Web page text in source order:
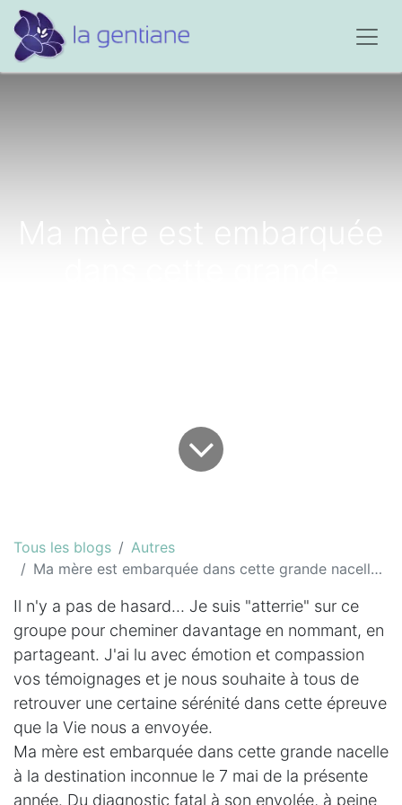
Tous les blogs
Autres
Ma mère est embarquée dans cette grande nacelle à la destination inconnue
Il n'y a pas de hasard... Je suis "atterrie" sur ce
groupe pour cheminer davantage en nommant, en
partageant. J'ai lu avec émotion et compassion
vos témoignages et je nous souhaite à tous de
retrouver une certaine sérénité dans cette épreuve
que la Vie nous a envoyée.
Ma mère est embarquée dans cette grande nacelle
à la destination inconnue le 7 mai de la présente
année. Du diagnostic fatal à son envolée, à peine